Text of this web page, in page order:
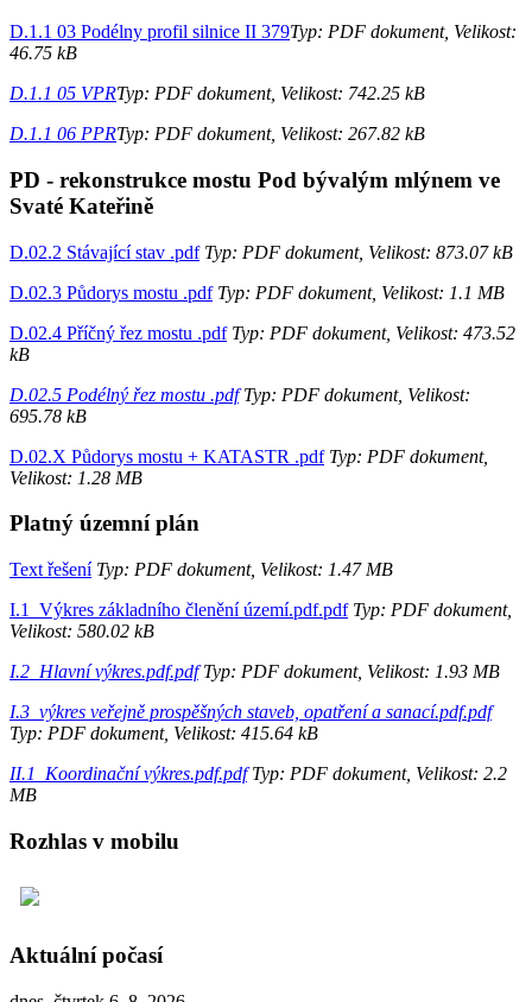
D.1.1 03 Podélny profil silnice II 379Typ: PDF dokument, Velikost:
46.75 kB
D.1.1 05 VPRTyp: PDF dokument, Velikost: 742.25 kB
D.1.1 06 PPRTyp: PDF dokument, Velikost: 267.82 kB
PD - rekonstrukce mostu Pod bývalým mlýnem ve
Svaté Kateřině
D.02.2 Stávající stav .pdfTyp: PDF dokument, Velikost: 873.07 kB
D.02.3 Půdorys mostu .pdfTyp: PDF dokument, Velikost: 1.1 MB
D.02.4 Příčný řez mostu .pdfTyp: PDF dokument, Velikost: 473.52
kB
D.02.5 Podélný řez mostu .pdfTyp: PDF dokument, Velikost:
695.78 kB
D.02.X Půdorys mostu + KATASTR .pdfTyp: PDF dokument,
Velikost: 1.28 MB
Platný územní plán
Text řešeníTyp: PDF dokument, Velikost: 1.47 MB
I.1_Výkres základního členění území.pdf.pdfTyp: PDF dokument,
Velikost: 580.02 kB
I.2_Hlavní výkres.pdf.pdfTyp: PDF dokument, Velikost: 1.93 MB
I.3_výkres veřejně prospěšných staveb, opatření a sanací.pdf.pdf
Typ: PDF dokument, Velikost: 415.64 kB
II.1_Koordinační výkres.pdf.pdfTyp: PDF dokument, Velikost: 2.2
MB
Rozhlas v mobilu
Aktuální počasí